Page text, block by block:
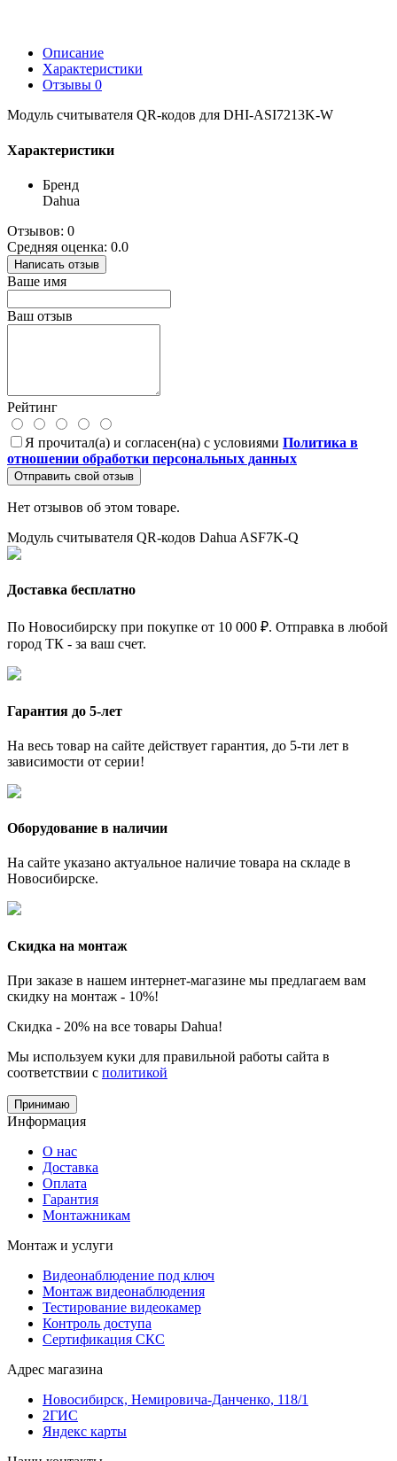
Описание
Характеристики
Отзывы 0
Модуль считывателя QR-кодов для DHI-ASI7213K-W
Характеристики
Бренд
Dahua
Отзывов: 0
Средняя оценка: 0.0
Написать отзыв
Ваше имя
Ваш отзыв
Рейтинг
Я прочитал(а) и согласен(на) с условиями Политика в
отношении обработки персональных данных
Отправить свой отзыв
Нет отзывов об этом товаре.
Модуль считывателя QR-кодов Dahua ASF7K-Q
Доставка бесплатно
По Новосибирску при покупке от 10 000 ₽. Отправка в любой
город ТК - за ваш счет.
Гарантия до 5-лет
На весь товар на сайте действует гарантия, до 5-ти лет в
зависимости от серии!
Оборудование в наличии
На сайте указано актуальное наличие товара на складе в
Новосибирске.
Скидка на монтаж
При заказе в нашем интернет-магазине мы предлагаем вам
скидку на монтаж - 10%!
Скидка - 20% на все товары Dahua!
Мы используем куки для правильной работы сайта в
соответствии с политикой
Принимаю
Информация
О нас
Доставка
Оплата
Гарантия
Монтажникам
Монтаж и услуги
Видеонаблюдение под ключ
Монтаж видеонаблюдения
Тестирование видеокамер
Контроль доступа
Сертификация СКС
Адрес магазина
Новосибирск, Немировича-Данченко, 118/1
2ГИС
Яндекс карты